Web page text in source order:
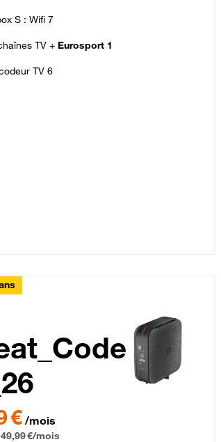
S : Wifi 7
TV + Eurosport 1
TV 6
Fibre_18_26
€/mois
49,99 €/mois